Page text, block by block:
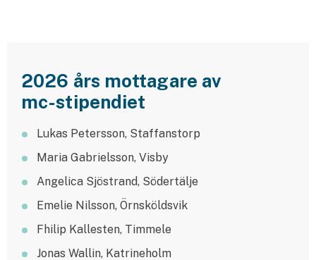
Kattförsäkring
Djurförsäkring
Hem & hus
Hemförsäkring
Bostadsrättsförsäkring
2026 års mottagare av
mc-stipendiet
Lukas Petersson, Staffanstorp
Maria Gabrielsson, Visby
Angelica Sjöstrand, Södertälje
Emelie Nilsson, Örnsköldsvik
Fhilip Kallesten, Timmele
Jonas Wallin, Katrineholm